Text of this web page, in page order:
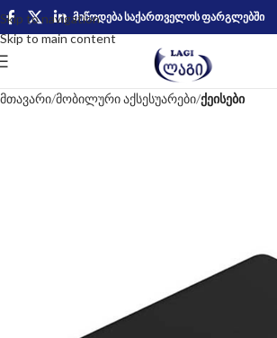
Skip to navigation
Skip to main content
მიწოდება საქართველოს ფარგლებში
მთავარი მობილური აქსესუარები ქეისები